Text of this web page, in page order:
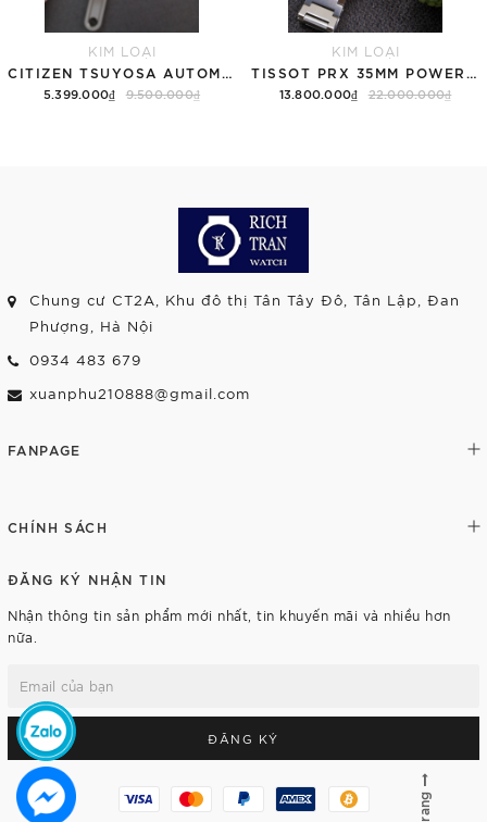
KIM LOẠI
5.399.000₫ 9.500.000₫
KIM LOẠI
13.800.000₫ 22.000.000₫
Chung cư CT2A, Khu đô thị Tân Tây Đô, Tân Lập, Đan
Phượng, Hà Nội
0934 483 679
xuanphu210888@gmail.com
FANPAGE
CHÍNH SÁCH
ĐĂNG KÝ NHẬN TIN
Nhận thông tin sản phẩm mới nhất, tin khuyến mãi và nhiều hơn
nữa.
ĐĂNG KÝ